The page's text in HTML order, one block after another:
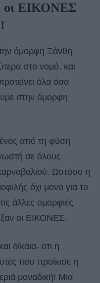
οι ΕΙΚΟΝΕΣ
όμορφη Ξάνθη
στο νομό, και
όλα όσα
στην όμορφη
από τη φύση
σε όλους
Ωστόσο η
όχι μονο για το
άλλες ομορφιές
οι ΕΙΚΟΝΕΣ.
δίκαια- οτι η
που προίκισε η
μοναδική! Μια